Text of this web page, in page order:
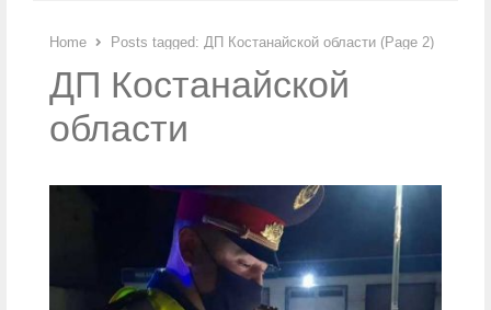
Home Posts tagged: ДП Костанайской области (Page 2)
ДП Костанайской
области